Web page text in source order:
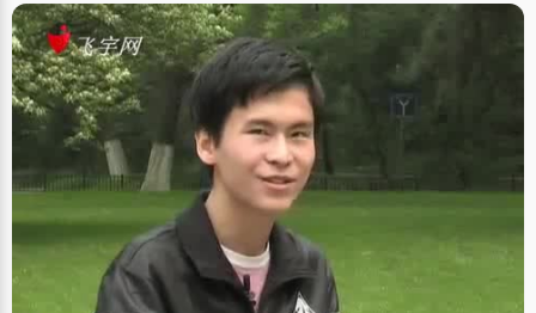
考好"。二模，640多分，三模，650分&hellip;&hellip;每一次都在进步。高
考，685分！ 采访姜妍的那天，北京萧索的冬天难得的阳光明媚，透过松柏
的枝叶，阳光在地上留下斑驳的金黄色。在大学里生活学习了一年，姜妍已
经不再是那个刚进校园时候青涩和迷茫的小女孩了，成熟的痕迹在她的眉眼
中展露无疑，本已是文静温婉的女孩子更加的淡然沉静。虽然"状元"在光华
这个状元集中营中司空见惯，姜妍非常乐意的回顾这段难忘而又荣誉的经
历。 打小，姜妍就显得比别的女孩子沉稳和安静，用乖乖女称呼她十分贴
切。她非常听话，也很懂事，甚少做让父母操心的事情。在学校认真听课，
按时完成作业。在家有时间就安静的看书或者静静的看看电视，拿了第一也
不过如此。姜妍小就习惯了在第一的高一到高三，凡大考都是年级第一名，
拿第一对于姜妍来说就像每天吃饭睡觉一样正常。 "成绩好的学生应该学理科
这是个误区"，姜妍曾经在顺从大趋势学理科还是坚持自我学习文科之间徘
徊。分班初期，在理科班呆了一个多月的姜妍发现自己的优势是文科，学习
起来比较得心应手，于是坚持己见转到了文科班。"学习自己喜欢的，容易掌
握的东西，比较容易得好分数吧，"姜妍晓用手将头发笼到耳后，笑得有点小
小的狡黠。 有问题就想办法解决吧 当然了，姜妍也并非完美无缺，至少马虎